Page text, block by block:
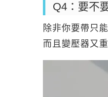
Q4：要不
除非你要帶只
而且變壓器又